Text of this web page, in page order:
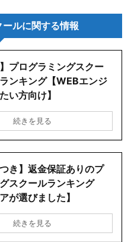
ルに関する情報
】プログラミングスクー
ンキング【WEBエンジ
い方向け】
続きを見る
つき】返金保証ありのプ
スクールランキング
が選びました】
続きを見る